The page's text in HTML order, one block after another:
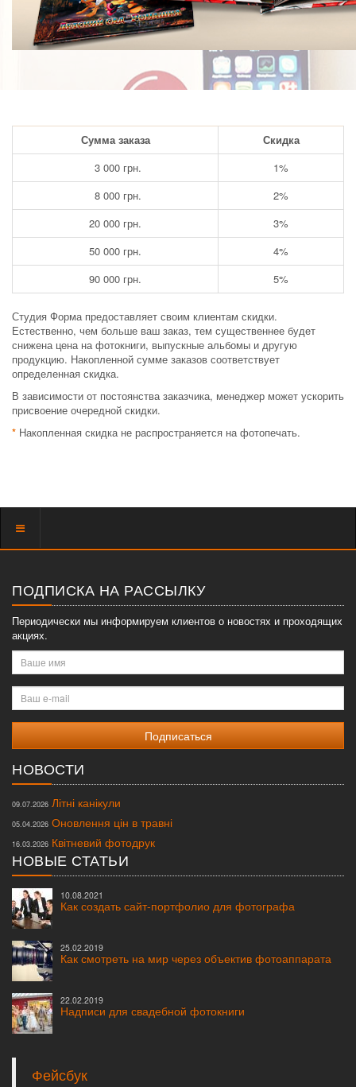
Сумма заказа
Скидка
3 000 грн.
1%
8 000 грн.
2%
20 000 грн.
3%
50 000 грн.
4%
90 000 грн.
5%
Студия Форма предоставляет своим клиентам скидки.
Естественно, чем больше ваш заказ, тем существеннее будет
снижена цена на фотокниги, выпускные альбомы и другую
продукцию. Накопленной сумме заказов соответствует
определенная скидка.
В зависимости от постоянства заказчика, менеджер может ускорить
присвоение очередной скидки.
* Накопленная скидка не распространяется на фотопечать.
Показать
ПОДПИСКА НА РАССЫЛКУ
Периодически мы информируем клиентов о новостях и проходящих
акциях.
Ваше
имя
Ваш
e-
mail
НОВОСТИ
09.07.2026 Літні канікули
05.04.2026 Оновлення цін в травні
16.03.2026 Квітневий фотодрук
НОВЫЕ СТАТЬИ
10.08.2021
Как создать сайт-портфолио для фотографа
25.02.2019
Как смотреть на мир через объектив фотоаппарата
22.02.2019
Надписи для свадебной фотокниги
Фейсбук